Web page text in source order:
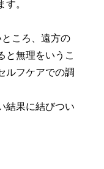
。
ころ、遠方の
と無理をいうこ
ルフケアでの調
結果に結びつい